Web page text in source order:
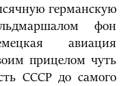
германскую
фон
авиация
прицелом чуть
СССР до самого